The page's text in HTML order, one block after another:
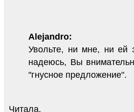
Alejandro:
Увольте, ни мне, ни ей
надеюсь, Вы
"гнусное предложение".
Читала.